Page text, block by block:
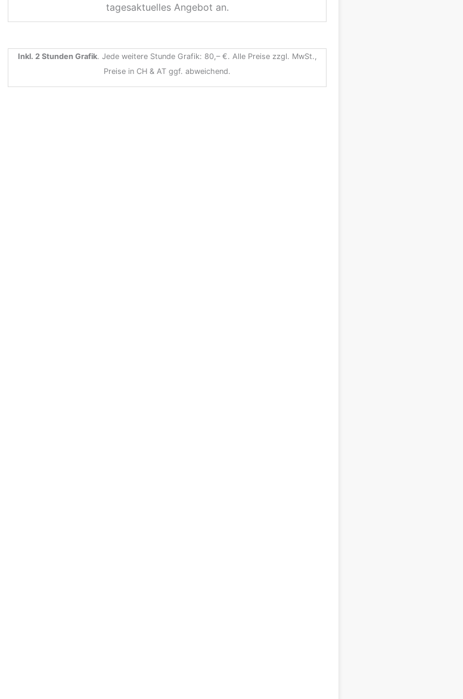
tagesaktuelles Angebot an.
Inkl. 2 Stunden Grafik. Jede weitere Stunde Grafik: 80,– €. Alle Preise zzgl. MwSt.,
Preise in CH & AT ggf. abweichend.